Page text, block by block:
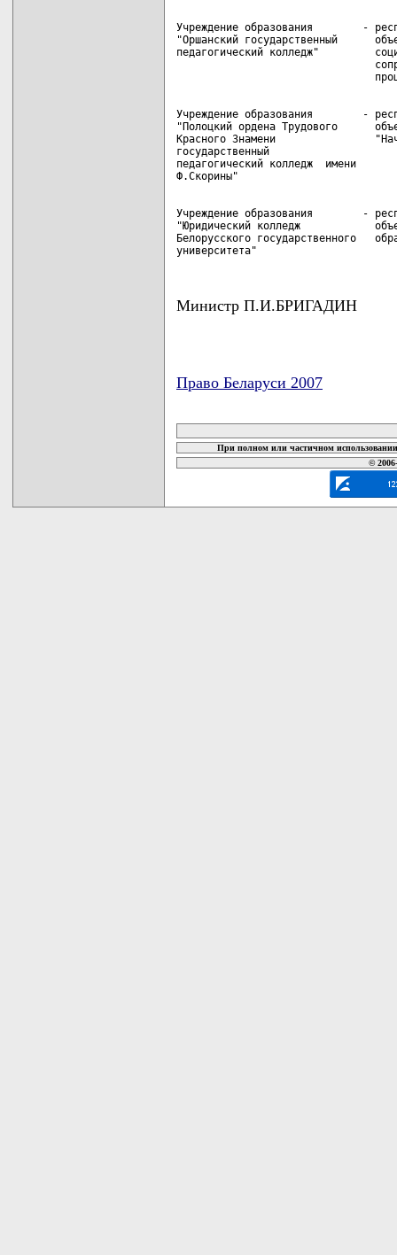
Учреждение образования        -
"Оршанский государственный
педагогический колледж"
Учреждение образования        -
"Полоцкий ордена Трудового
Красного Знамени
государственный
педагогический колледж  имени
Учреждение образования        -
"Юридический колледж
Белорусского государственного
университета"
Министр П.И.БРИГАДИН
Право Беларуси 2007
При полном или частичном
©